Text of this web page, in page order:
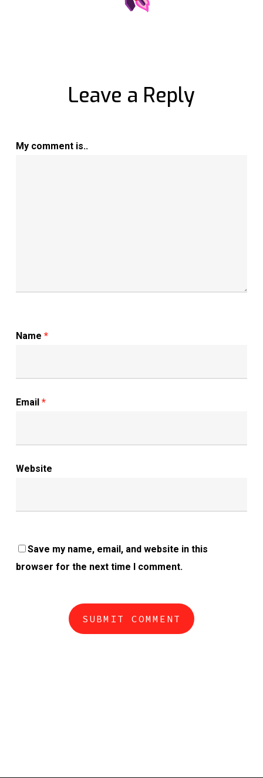
Leave a Reply
My comment is..
Name *
Email *
Website
Save my name, email, and website in this
browser for the next time I comment.